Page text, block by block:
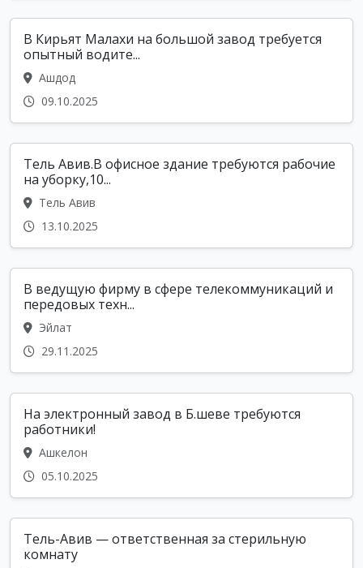
В Кирьят Малахи на большой завод требуется
опытный водите...
Ашдод
09.10.2025
Тель Авив.В офисное здание требуются рабочие
на уборку,10...
Тель Авив
13.10.2025
В ведущую фирму в сфере телекоммуникаций и
передовых техн...
Эйлат
29.11.2025
На электронный завод в Б.шеве требуются
работники!
Ашкелон
05.10.2025
Тель-Авив — ответственная за стерильную
комнату